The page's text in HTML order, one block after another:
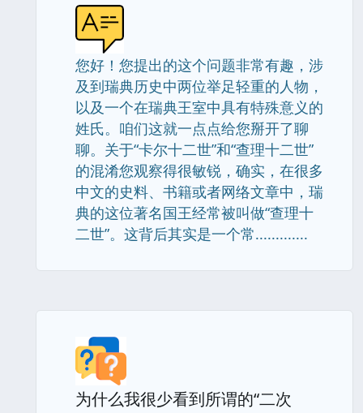
您好！您提出的这个问题非常有趣，涉
及到瑞典历史中两位举足轻重的人物，
以及一个在瑞典王室中具有特殊意义的
姓氏。咱们这就一点点给您掰开了聊
聊。关于“卡尔十二世”和“查理十二世”
的混淆您观察得很敏锐，确实，在很多
中文的史料、书籍或者网络文章中，瑞
典的这位著名国王经常被叫做“查理十
二世”。这背后其实是一个常.............
为什么我很少看到所谓的“二次